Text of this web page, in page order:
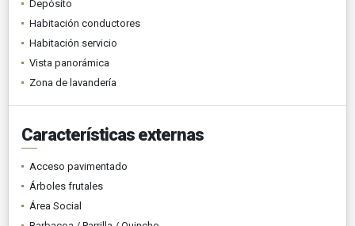
Depósito
Habitación conductores
Habitación servicio
Vista panorámica
Zona de lavandería
Características externas
Acceso pavimentado
Árboles frutales
Área Social